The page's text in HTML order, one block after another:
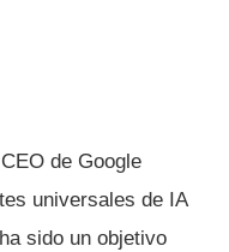
de Google
universales de IA
sido un objetivo